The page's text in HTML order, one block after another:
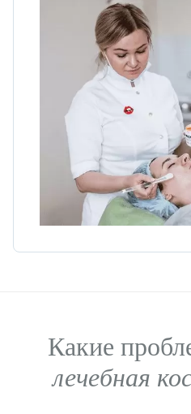
Контурная пластика
Общая хирургия
Удаление фиброаденомы
Оперативное лечение
Лазерная хирургия
Лазерное лечение храпа
Лечение гипергидроза
Амбулаторная гинекология
Стационарная гинекология
Какие
лечебная